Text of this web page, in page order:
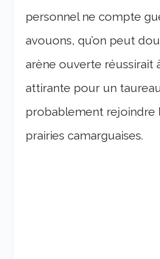
personnel ne compte
avouons, qu’on peut
arène ouverte réussirait
attirante pour un
probablement rejoindre
prairies camarguaises.